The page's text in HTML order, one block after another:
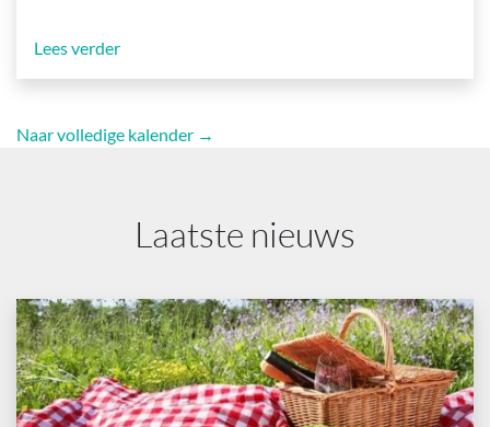
Lees verder
Naar volledige kalender →
Laatste nieuws